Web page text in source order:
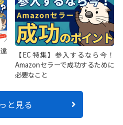
【EC特集】参入するなら今！
Amazonセラーで成功するために
必要なこと
と見る